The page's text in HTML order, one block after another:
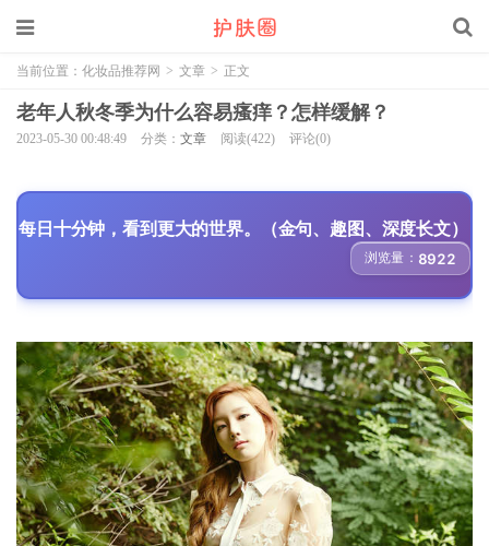
当前位置： 化妆品推荐网 > 文章 > 正文
老年人秋冬季为什么容易瘙痒？怎样缓解？
2023-05-30 00:48:49 分类： 文章 阅读(422) 评论(0)
每日十分钟，看到更大的世界。（金句、趣图、深度长文）
浏览量： 8922